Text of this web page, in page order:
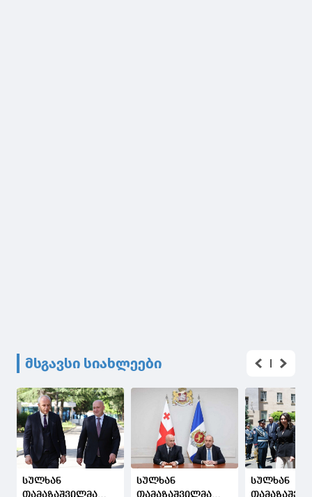
მსგავსი სიახლეები
სულხან
თამაზაშვილმა
სულხან
თამაზაშვილმა
სულხან